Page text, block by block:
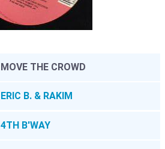
MOVE THE CROWD
ERIC B. & RAKIM
4TH B'WAY